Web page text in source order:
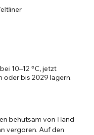
10–12 °C, jetzt
oder bis 2029 lagern.
behutsam von Hand
vergoren. Auf den